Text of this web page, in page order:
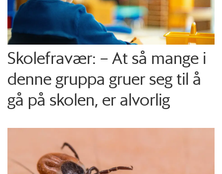
Skolefravær: – At så mange i
denne gruppa gruer seg til å
gå på skolen, er alvorlig